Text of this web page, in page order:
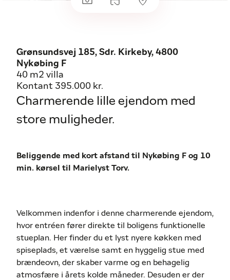
Grønsundsvej 185, Sdr. Kirkeby, 4800
Nykøbing F
40 m2 villa
Kontant 395.000 kr.
Charmerende lille ejendom med
store muligheder.
Beliggende med kort afstand til Nykøbing F og 10
min. kørsel til Marielyst Torv.
Velkommen indenfor i denne charmerende ejendom,
hvor entréen fører direkte til boligens funktionelle
stueplan. Her finder du et lyst nyere køkken med
spiseplads, et værelse samt en hyggelig stue med
brændeovn, der skaber varme og en behagelig
atmosfære i årets kolde måneder. Desuden er der